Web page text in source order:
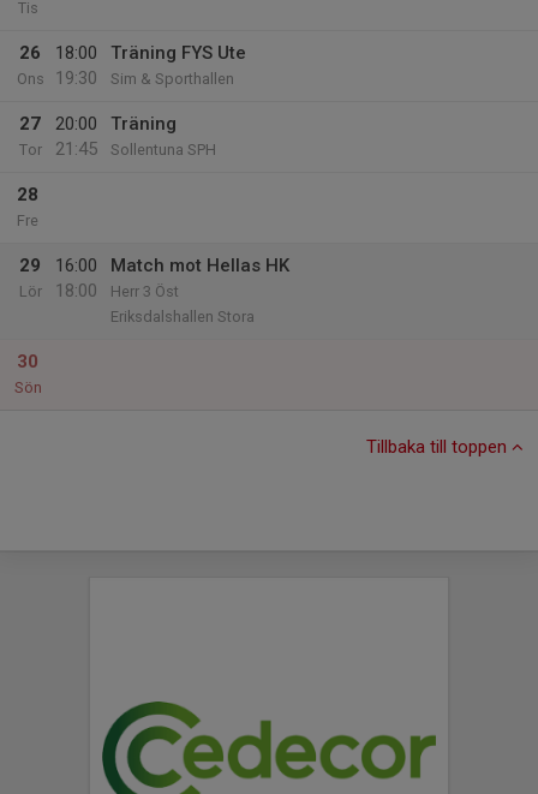
Tis
26
Ons
18:00
19:30
Träning FYS Ute
Sim & Sporthallen
27
Tor
20:00
21:45
Träning
Sollentuna SPH
28
Fre
29
Lör
16:00
18:00
Match mot Hellas HK
Herr 3 Öst
Eriksdalshallen Stora
30
Sön
Tillbaka till toppen